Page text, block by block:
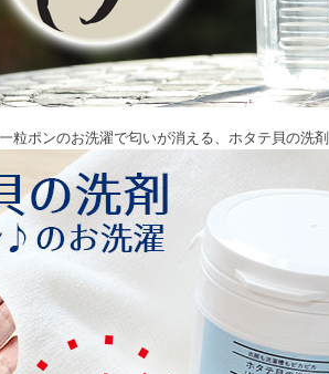
一粒ポンのお洗濯で匂いが消える、ホタテ貝の洗剤